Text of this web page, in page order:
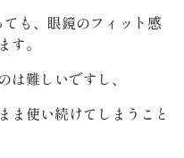
も、眼鏡のフィット感
。
は難しいですし、
ま使い続けてしまうこと